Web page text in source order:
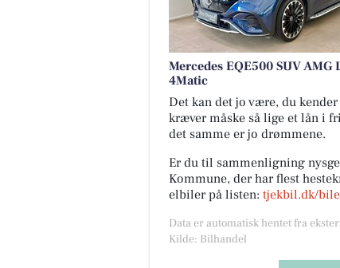
Mercedes EQE500 SUV AMG
4Matic
Det kan det jo være, du
kræver måske så lige et lån i
det samme er jo drømmene.
Er du til sammenligning
Kommune, der har flest
elbiler på listen: tjekbil.dk/
Data er automatisk hentet fra
Kilde: Bilhandel